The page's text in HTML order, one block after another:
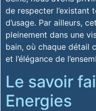
de respecter l’existant
d’usage. Par ailleurs,
pleinement dans une
bain, où chaque détail
et l’élégance de
Le savoir
Energies